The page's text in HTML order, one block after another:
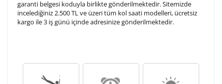
10/ 10
2. Satır
10/ 10
garanti belgesi koduyla birlikte gönderilmektedir. Sitemizde
incelediğiniz 2.500 TL ve üzeri tüm kol saati modelleri, ücretsiz
kargo ile 3 iş günü içinde adresinize gönderilmektedir.